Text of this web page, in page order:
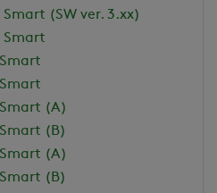
(SW ver. 3.xx)
Smart
(A)
(B)
(A)
(B)